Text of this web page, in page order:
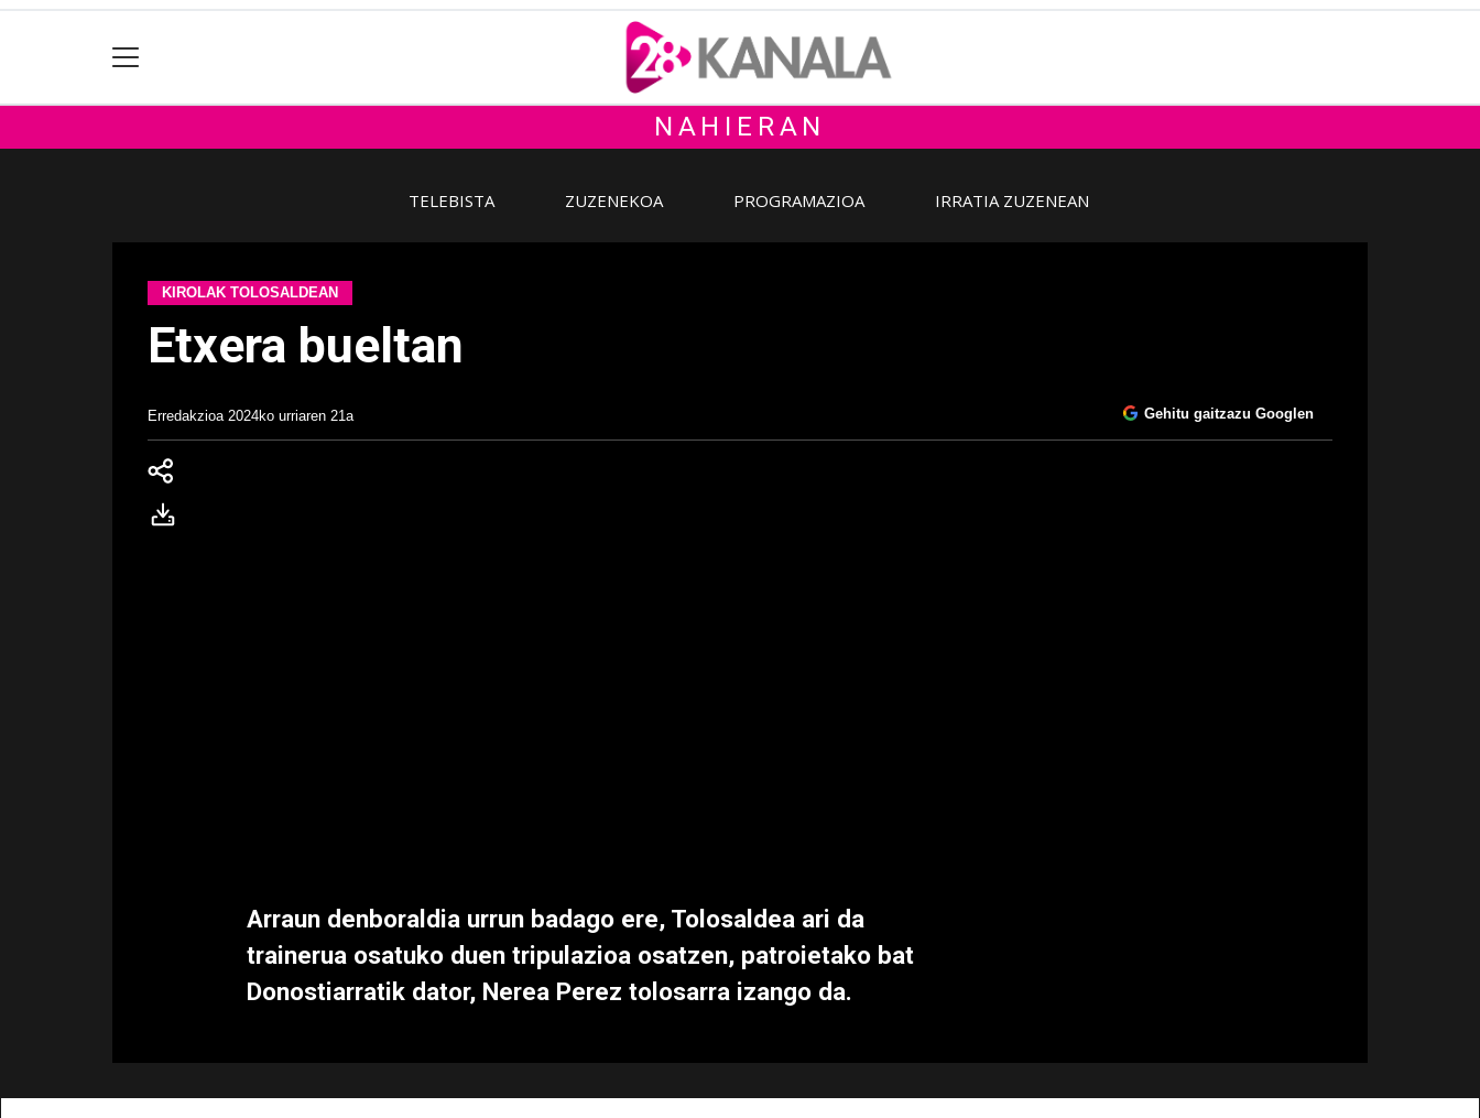
NAHIERAN
TELEBISTA ZUZENEKOA PROGRAMAZIOA IRRATIA ZUZENEAN
KIROLAK TOLOSALDEAN
Etxera bueltan
Erredakzioa 2024ko urriaren 21a Gehitu gaitzazu Googlen
Arraun denboraldia urrun badago ere, Tolosaldea ari da
trainerua osatuko duen tripulazioa osatzen, patroietako bat
Donostiarratik dator, Nerea Perez tolosarra izango da.